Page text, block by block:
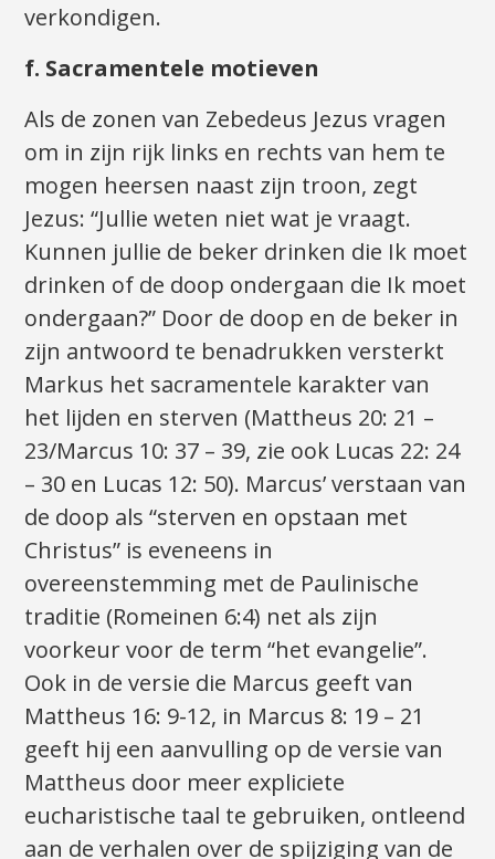
verkondigen.
f. Sacramentele motieven
Als de zonen van Zebedeus Jezus vragen
om in zijn rijk links en rechts van hem te
mogen heersen naast zijn troon, zegt
Jezus: “Jullie weten niet wat je vraagt.
Kunnen jullie de beker drinken die Ik moet
drinken of de doop ondergaan die Ik moet
ondergaan?” Door de doop en de beker in
zijn antwoord te benadrukken versterkt
Markus het sacramentele karakter van
het lijden en sterven (Mattheus 20: 21 –
23/Marcus 10: 37 – 39, zie ook Lucas 22: 24
– 30 en Lucas 12: 50). Marcus’ verstaan van
de doop als “sterven en opstaan met
Christus” is eveneens in
overeenstemming met de Paulinische
traditie (Romeinen 6:4) net als zijn
voorkeur voor de term “het evangelie”.
Ook in de versie die Marcus geeft van
Mattheus 16: 9-12, in Marcus 8: 19 – 21
geeft hij een aanvulling op de versie van
Mattheus door meer expliciete
eucharistische taal te gebruiken, ontleend
aan de verhalen over de spijziging van de